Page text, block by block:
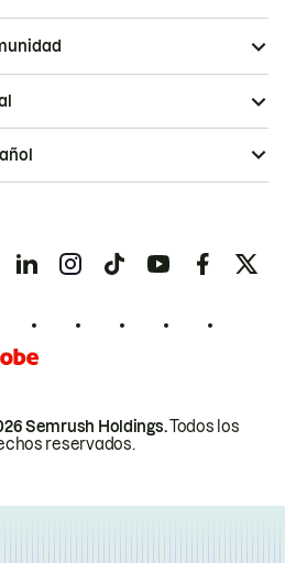
Semrush Holdings.Todos los
reservados.